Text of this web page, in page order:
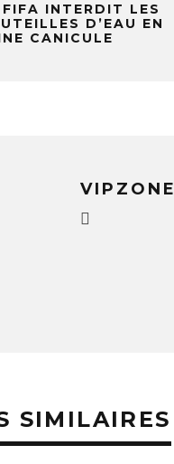
INTERDIT LES
D’EAU EN
CANICULE
VIPZONE
SIMILAIRES